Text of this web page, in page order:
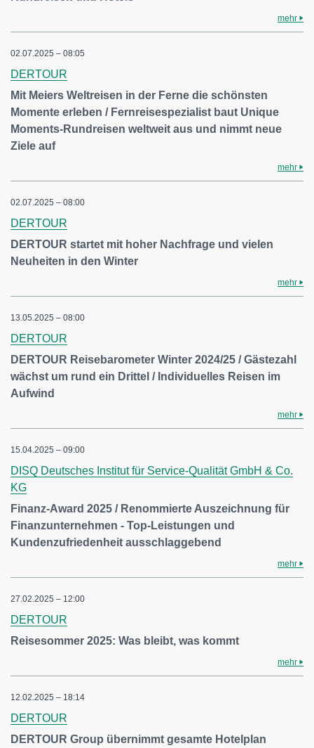
mehr
02.07.2025 – 08:05
DERTOUR
Mit Meiers Weltreisen in der Ferne die schönsten
Momente erleben / Fernreisespezialist baut Unique
Moments-Rundreisen weltweit aus und nimmt neue
Ziele auf
mehr
02.07.2025 – 08:00
DERTOUR
DERTOUR startet mit hoher Nachfrage und vielen
Neuheiten in den Winter
mehr
13.05.2025 – 08:00
DERTOUR
DERTOUR Reisebarometer Winter 2024/25 / Gästezahl
wächst um rund ein Drittel / Individuelles Reisen im
Aufwind
mehr
15.04.2025 – 09:00
DISQ Deutsches Institut für Service-Qualität GmbH & Co.
KG
Finanz-Award 2025 / Renommierte Auszeichnung für
Finanzunternehmen - Top-Leistungen und
Kundenzufriedenheit ausschlaggebend
mehr
27.02.2025 – 12:00
DERTOUR
Reisesommer 2025: Was bleibt, was kommt
mehr
12.02.2025 – 18:14
DERTOUR
DERTOUR Group übernimmt gesamte Hotelplan